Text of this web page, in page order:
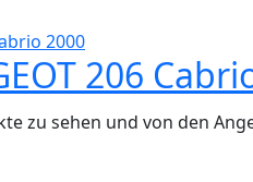
206
zu sehen und von den